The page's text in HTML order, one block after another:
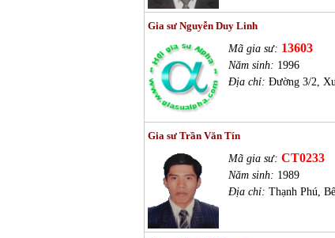
Gia sư Nguyễn Duy Linh
Mã gia sư: 13603
Năm sinh: 1996
Địa chỉ: Đường 3/2,
Gia sư Trần Văn Tín
Mã gia sư: CT0233
Năm sinh: 1989
Địa chỉ: Thạnh Phú,